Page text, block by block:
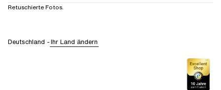
Retuschierte Fotos.
Deutschland -Ihr Land ändern